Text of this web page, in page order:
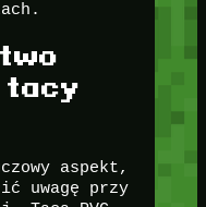
tacy
aspekt,
uwagę przy